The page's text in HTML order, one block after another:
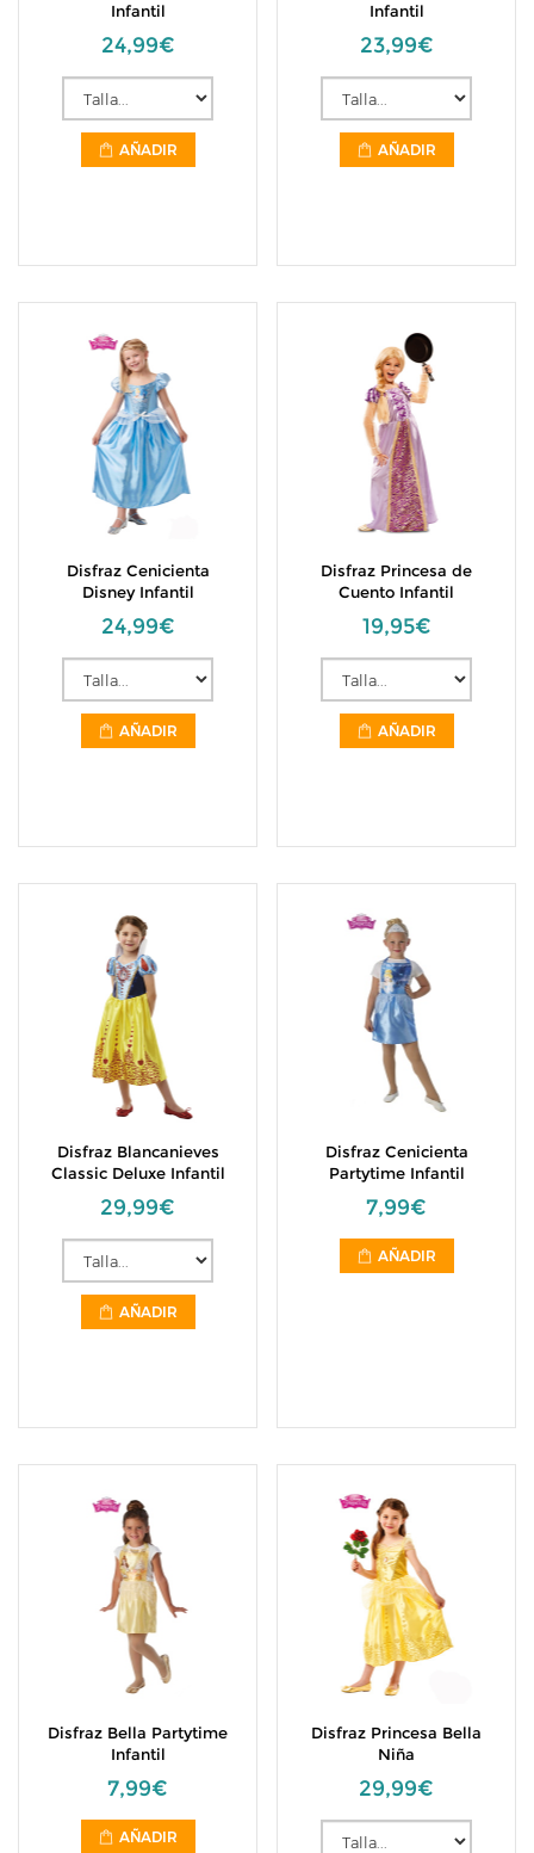
Infantil
24,99€
AÑADIR
Infantil
23,99€
AÑADIR
Disfraz Cenicienta
Disney Infantil
24,99€
AÑADIR
Disfraz Princesa de
Cuento Infantil
19,95€
AÑADIR
Disfraz Blancanieves
Classic Deluxe Infantil
29,99€
AÑADIR
Disfraz Cenicienta
Partytime Infantil
7,99€
AÑADIR
Disfraz Bella Partytime
Infantil
7,99€
AÑADIR
Disfraz Princesa Bella
Niña
29,99€